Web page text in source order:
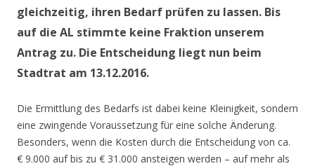
gleichzeitig, ihren Bedarf prüfen zu lassen. Bis
auf die AL stimmte keine Fraktion unserem
Antrag zu. Die Entscheidung liegt nun beim
Stadtrat am 13.12.2016.
Die Ermittlung des Bedarfs ist dabei keine Kleinigkeit, sondern
eine zwingende Voraussetzung für eine solche Änderung.
Besonders, wenn die Kosten durch die Entscheidung von ca.
€ 9.000 auf bis zu € 31.000 ansteigen werden – auf mehr als